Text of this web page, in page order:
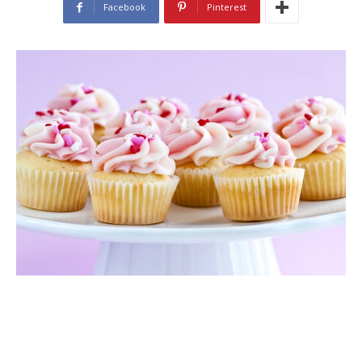
Facebook Pinterest